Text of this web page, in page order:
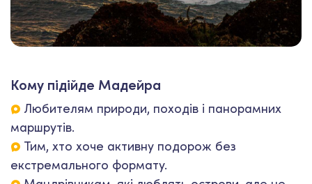
Кому підійде Мадейра
Любителям природи, походів і панорамних
маршрутів.
Тим, хто хоче активну подорож без
екстремального формату.